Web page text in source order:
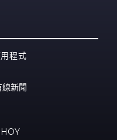
程式
線新聞
HOY